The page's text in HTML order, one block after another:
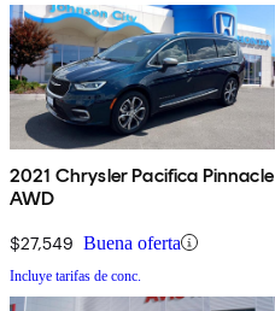
2021 Chrysler Pacifica Pinnacle
AWD
$27,549 Buena oferta
Incluye tarifas de conc.